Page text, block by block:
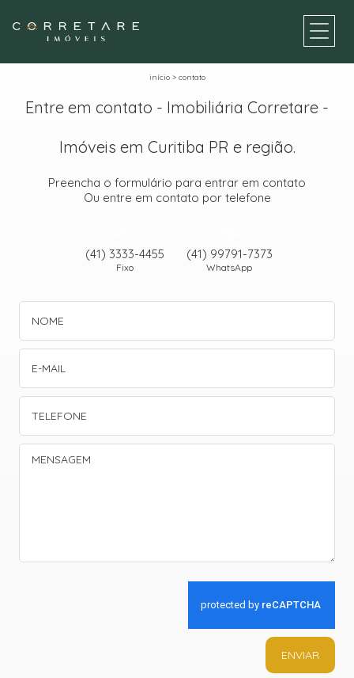
início> contato
Entre em contato - Imobiliária Corretare -
Imóveis em Curitiba PR e região.
Preencha o formulário para entrar em contato
Ou entre em contato por telefone
(41) 3333-4455
Fixo
(41) 99791-7373
WhatsApp
ENVIAR